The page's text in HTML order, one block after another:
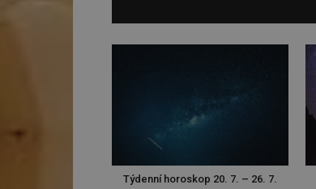
Týdenní horoskop 20. 7. – 26. 7.